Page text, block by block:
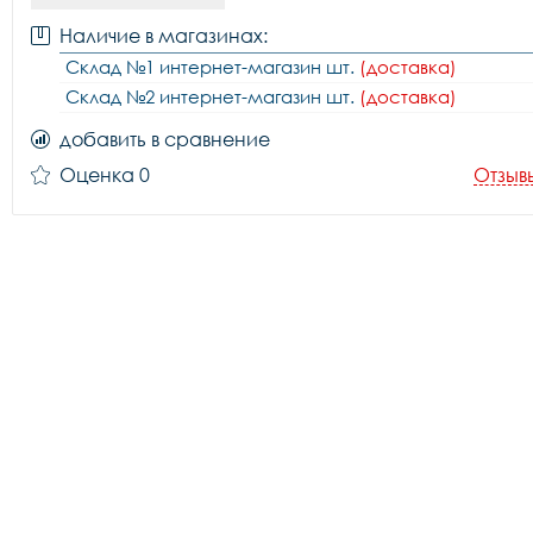
Наличие в магазинах:
Склад №1 интернет-магазин шт. (доставка)
Склад №2 интернет-магазин шт. (доставка)
добавить в сравнение
Оценка 0